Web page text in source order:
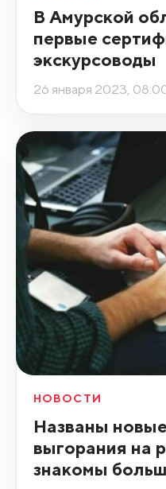
В Амурской
первые
экскурсоводы
26 января 2023,
НОВОСТИ
Названы
выгорания на
знакомы